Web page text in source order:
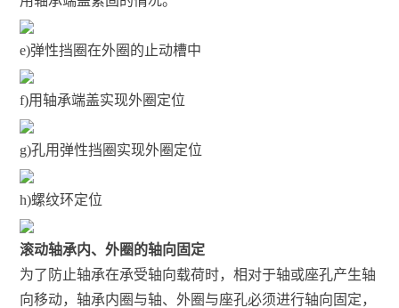
e)弹性挡圈在外圈的止动槽中
f)用轴承端盖实现外圈定位
g)孔用弹性挡圈实现外圈定位
h)螺纹环定位
滚动轴承内、外圈的轴向固定
为了防止轴承在承受轴向载荷时，相对于轴或座孔产生轴
向移动，轴承内圈与轴、外圈与座孔必须进行轴向固定，